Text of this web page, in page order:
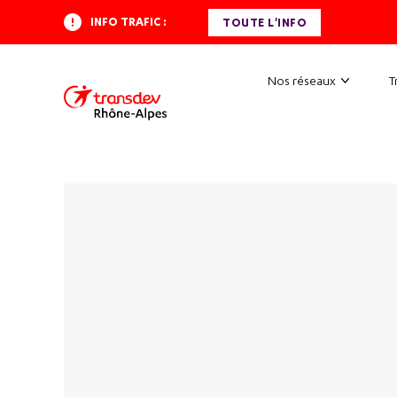
INFO TRAFIC : TOUTE L'INFO
Nos réseaux